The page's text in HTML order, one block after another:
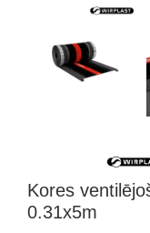
Kores
0.31x5m